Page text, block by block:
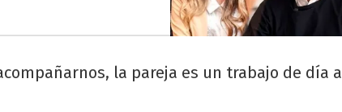
la pareja es un trabajo de día a